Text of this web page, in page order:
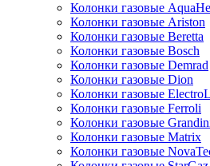
Колонки газовые
Колонки газовые Ariston
Колонки газовые Beretta
Колонки газовые Bosch
Колонки газовые Demrad
Колонки газовые Dion
Колонки газовые
Колонки газовые Ferroli
Колонки газовые
Колонки газовые Matrix
Колонки газовые